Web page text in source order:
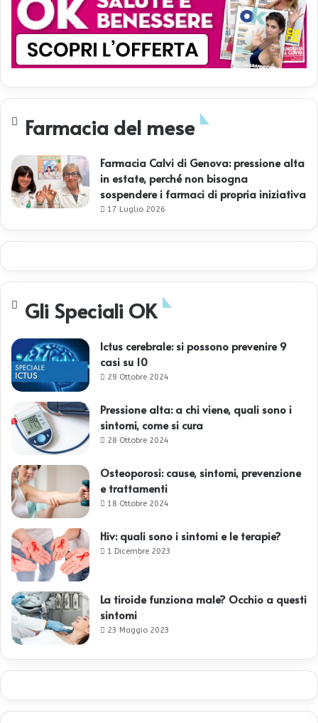
Farmacia del mese
Farmacia Calvi di Genova: pressione alta
in estate, perché non bisogna
sospendere i farmaci di propria iniziativa
17 Luglio 2026
Gli Speciali OK
Ictus cerebrale: si possono prevenire 9
casi su 10
29 Ottobre 2024
Pressione alta: a chi viene, quali sono i
sintomi, come si cura
28 Ottobre 2024
Osteoporosi: cause, sintomi, prevenzione
e trattamenti
18 Ottobre 2024
Hiv: quali sono i sintomi e le terapie?
1 Dicembre 2023
La tiroide funziona male? Occhio a questi
sintomi
23 Maggio 2023